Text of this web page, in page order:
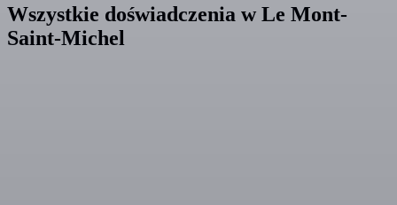
Wszystkie doświadczenia w Le Mont-
Saint-Michel